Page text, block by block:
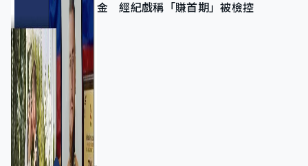
金 經紀戲稱「賺首期」被檢控